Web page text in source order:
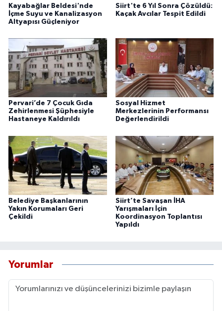
Kayabağlar Beldesi'nde
İçme Suyu ve Kanalizasyon
Altyapısı Güçleniyor
Siirt'te 6 Yıl Sonra Çözüldü:
Kaçak Avcılar Tespit Edildi
Pervari’de 7 Çocuk Gıda
Zehirlenmesi Şüphesiyle
Hastaneye Kaldırıldı
Sosyal Hizmet
Merkezlerinin Performansı
Değerlendirildi
Belediye Başkanlarının
Yakın Korumaları Geri
Çekildi
Siirt’te Savaşan İHA
Yarışmaları İçin
Koordinasyon Toplantısı
Yapıldı
Yorumlar